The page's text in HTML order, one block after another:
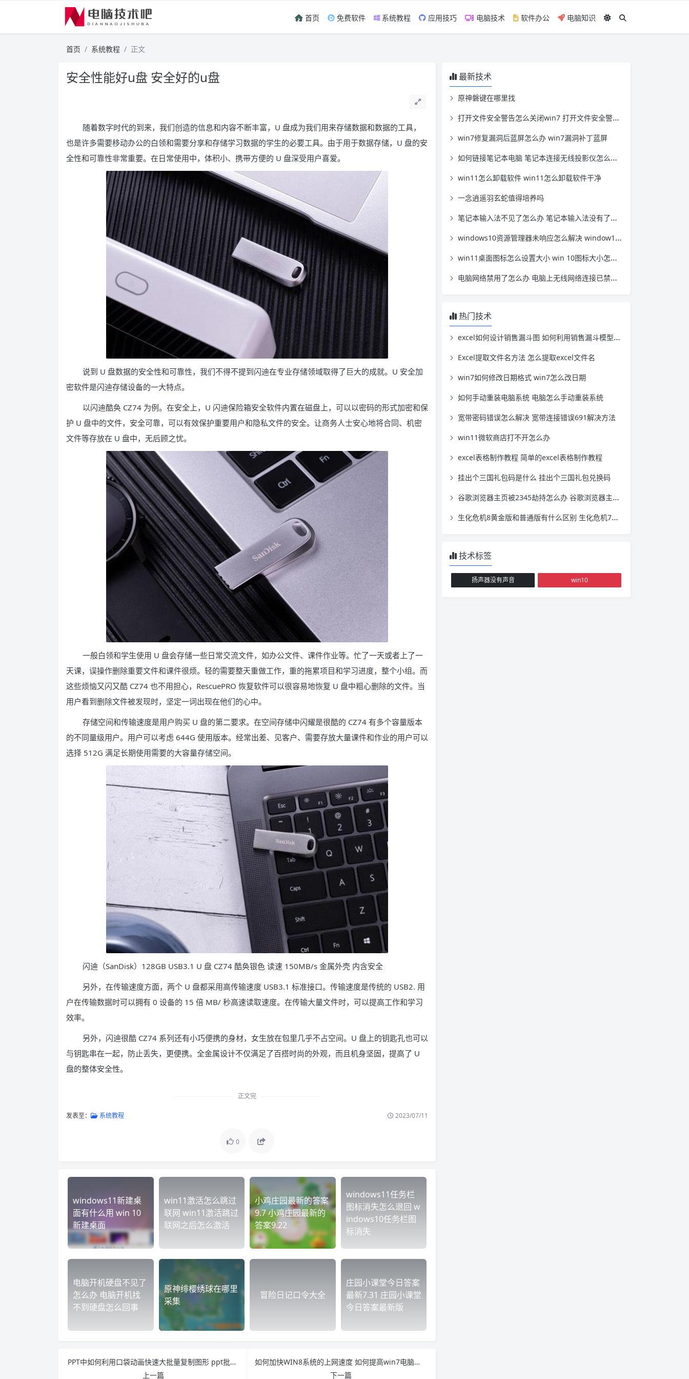
首页 免费软件 系统教程 应用技巧 电脑技术 软件办公 电脑知识
首页 系统教程 正文
安全性能好u盘 安全好的u盘
随着数字时代的到来，我们创造的信息和内容不断丰富，U 盘成为我们用来存储数据和数据的工具，
也是许多需要移动办公的白领和需要分享和存储学习数据的学生的必要工具。由于用于数据存储，U 盘的安
全性和可靠性非常重要。在日常使用中，体积小、携带方便的 U 盘深受用户喜爱。
说到 U 盘数据的安全性和可靠性，我们不得不提到闪迪在专业存储领域取得了巨大的成就。U 安全加
密软件是闪迪存储设备的一大特点。
以闪迪酷奂 CZ74 为例。在安全上，U 闪迪保险箱安全软件内置在磁盘上，可以以密码的形式加密和保
护 U 盘中的文件，安全可靠，可以有效保护重要用户和隐私文件的安全。让商务人士安心地将合同、机密
文件等存放在 U 盘中，无后顾之忧。
一般白领和学生使用 U 盘会存储一些日常交流文件，如办公文件、课件作业等。忙了一天或者上了一
天课，误操作删除重要文件和课件很烦。轻的需要整天重做工作，重的拖累项目和学习进度，整个小组。而
这些烦恼又闪又酷 CZ74 也不用担心，RescuePRO 恢复软件可以很容易地恢复 U 盘中粗心删除的文件。当
用户看到删除文件被发现时，坚定一词出现在他们的心中。
存储空间和传输速度是用户购买 U 盘的第二要求。在空间存储中闪耀是很酷的 CZ74 有多个容量版本
的不同量级用户。用户可以考虑 644G 使用版本。经常出差、见客户、需要存放大量课件和作业的用户可以
选择 512G 满足长期使用需要的大容量存储空间。
闪迪（SanDisk）128GB USB3.1 U 盘 CZ74 酷奂银色 读速 150MB/s 金属外壳 内含安全
另外，在传输速度方面，两个 U 盘都采用高传输速度 USB3.1 标准接口。传输速度是传统的 USB2. 用
户在传输数据时可以拥有 0 设备的 15 倍 MB/ 秒高速读取速度。在传输大量文件时，可以提高工作和学习
效率。
另外，闪迪很酷 CZ74 系列还有小巧便携的身材，女生放在包里几乎不占空间。U 盘上的钥匙孔也可以
与钥匙串在一起，防止丢失，更便携。全金属设计不仅满足了百搭时尚的外观，而且机身坚固，提高了 U
盘的整体安全性。
正文完
发表至： 系统教程 2023/07/11
0
windows11新建桌
面有什么用 win 10
新建桌面
win11激活怎么跳过
联网 win11激活跳过
联网之后怎么激活
小鸡庄园最新的答案
9.7 小鸡庄园最新的
答案9.22
windows11任务栏
图标消失怎么退回 w
indows10任务栏图
标消失
电脑开机硬盘不见了
怎么办 电脑开机找
不到硬盘怎么回事
原神绯樱绣球在哪里
采集
冒险日记口令大全
庄园小课堂今日答案
最新7.31 庄园小课堂
今日答案最新版
PPT中如何利用口袋动画快速大批量复制图形 ppt批量复制动画效果
上一篇
如何加快WIN8系统的上网速度 如何提高win7电脑网络速度
下一篇
最新技术
原神磐键在哪里找
打开文件安全警告怎么关闭win7 打开文件安全警告怎么关闭win11
win7修复漏洞后蓝屏怎么办 win7漏洞补丁蓝屏
如何链接笔记本电脑 笔记本连接无线投影仪怎么连接
win11怎么卸载软件 win11怎么卸载软件干净
一念逍遥羽玄蛇值得培养吗
笔记本输入法不见了怎么办 笔记本输入法没有了怎么办
windows10资源管理器未响应怎么解决 window10资源管理器无响应
win11桌面图标怎么设置大小 win 10图标大小怎么设置
电脑网络禁用了怎么办 电脑上无线网络连接已禁用怎么办
热门技术
excel如何设计销售漏斗图 如何利用销售漏斗模型对销售机会进行管理?
Excel提取文件名方法 怎么提取excel文件名
win7如何修改日期格式 win7怎么改日期
如何手动重装电脑系统 电脑怎么手动重装系统
宽带密码错误怎么解决 宽带连接错误691解决方法
win11微软商店打不开怎么办
excel表格制作教程 简单的excel表格制作教程
挂出个三国礼包码是什么 挂出个三国礼包兑换码
谷歌浏览器主页被2345劫持怎么办 谷歌浏览器主页被2345锁定
生化危机8黄金版和普通版有什么区别 生化危机7黄金版和普通版有什么区别
技术标签
扬声器没有声音 win10